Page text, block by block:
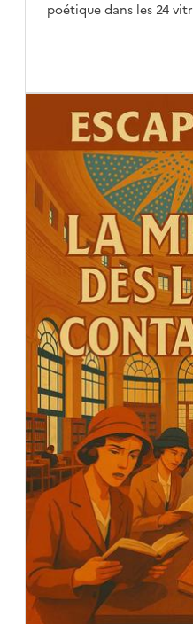
poétique dans les 24
de la Bibliothèque du
soleil du jour et celui
vitrines, comme des
verbe. Ici, chaque
temps brandissant des
de leurs pages. [...]
voûte céleste, je
des contes et des
œuvres plastiques
poèmes qui ont
bâtons, la poésie
acupuncture issue de
soigner le ciel en
terre. »Serge Pey est
et philosophe du
Figure majeure de la
française, il est
pratique de la poésie-
oralité, performance et
commentée de sa
découvrez également,
d’exposition, quelques-
majeurs. L’ensemble
livres, a été donné par
d’étude et du